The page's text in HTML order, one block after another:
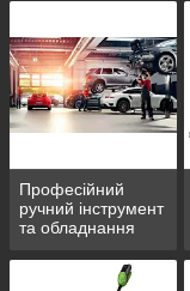
Професійний
ручний інструмент
та обладнання